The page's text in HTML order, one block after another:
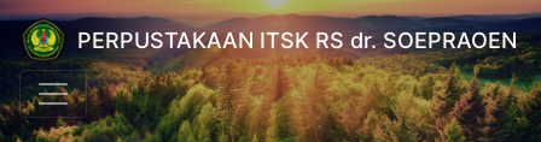
PERPUSTAKAAN ITSK RS dr. SOEPRAOEN